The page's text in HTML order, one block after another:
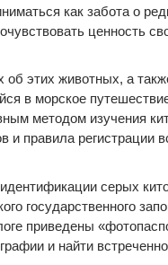
как забота о
ценность
об этих животных, а
в морское
методом изучения
правила регистрации
серых
государственного
приведены
и найти